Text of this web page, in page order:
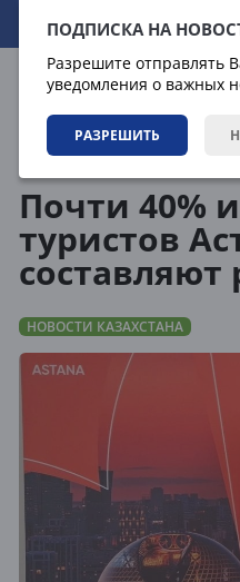
ПОДПИСКА НА
Разрешите отправлять
уведомления о важных
РАЗРЕШИТЬ
09.08.2026 11:32:29
Почти 40%
туристов
составляют
НОВОСТИ КАЗАХСТАНА